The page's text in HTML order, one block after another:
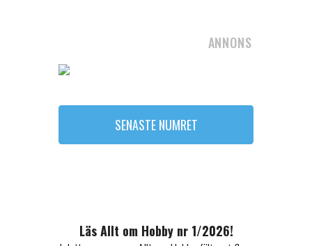
ANNONS
SENASTE NUMRET
Läs Allt om Hobby nr 1/2026!